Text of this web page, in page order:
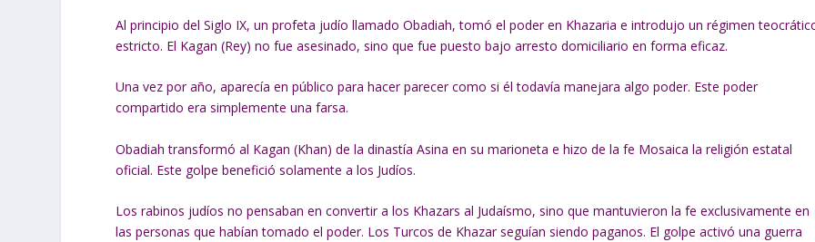
Al principio del Siglo IX, un profeta judío llamado Obadiah, tomó el poder en Khazaria e introdujo un régimen
estricto. El Kagan (Rey) no fue asesinado, sino que fue puesto bajo arresto domiciliario en forma eficaz.
Una vez por año, aparecía en público para hacer parecer como si él todavía manejara algo poder. Este poder
compartido era simplemente una farsa.
Obadiah transformó al Kagan (Khan) de la dinastía Asina en su marioneta e hizo de la fe Mosaica la religión estatal
oficial. Este golpe benefició solamente a los Judíos.
Los rabinos judíos no pensaban en convertir a los Khazars al Judaísmo, sino que mantuvieron la fe exclusivamente en
las personas que habían tomado el poder. Los Turcos de Khazar seguían siendo paganos. El golpe activó una guerra